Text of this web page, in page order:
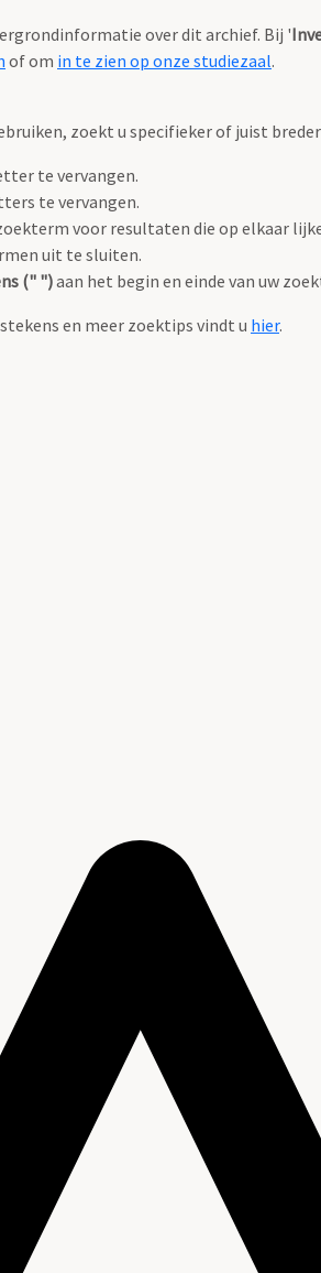
over dit archief. Bij '
of om in te zien op onze studiezaal.
zoekt u specifieker of juist
te vervangen.
te vervangen.
voor resultaten die op elkaar
uit te sluiten.
(" ")aan het begin en einde van uw
en meer zoektips vindt u hier.